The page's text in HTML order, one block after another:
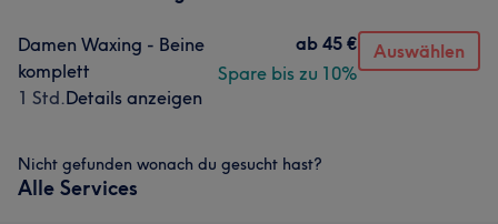
Damen Waxing - Beine
komplett
1 Std.Details anzeigen
ab 45 €
Spare bis zu 10%
Auswählen
Nicht gefunden wonach du gesucht hast?
Alle Services